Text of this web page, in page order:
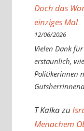
Doch das
einziges Mal
12/06/2026
Vielen Dank
erstaunlich,
Politikerinnen
T Kalkazu
Menachem